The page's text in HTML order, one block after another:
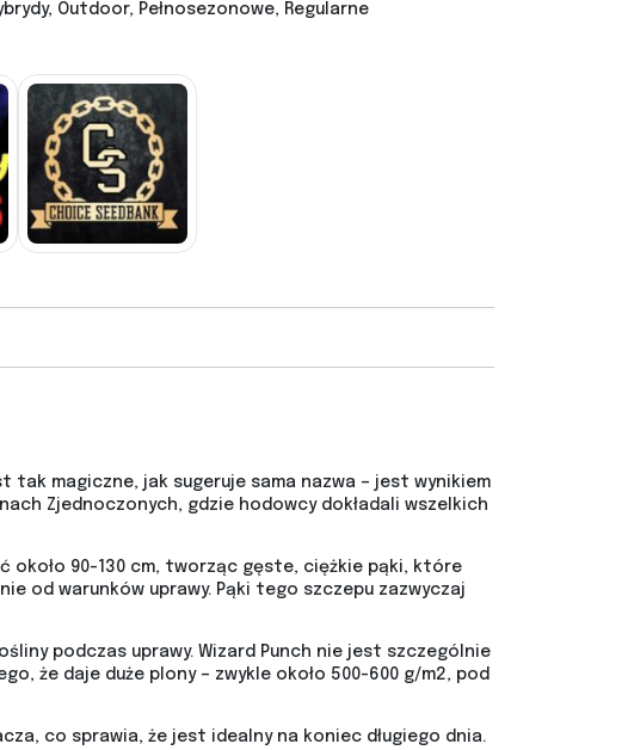
Outdoor, Pełnosezonowe, Regularne
magiczne, jak sugeruje sama nazwa – jest wynikiem
Zjednoczonych, gdzie hodowcy dokładali wszelkich
około 90-130 cm, tworząc gęste, ciężkie pąki, które
od warunków uprawy. Pąki tego szczepu zazwyczaj
podczas uprawy. Wizard Punch nie jest szczególnie
że daje duże plony – zwykle około 500-600 g/m2, pod
co sprawia, że jest idealny na koniec długiego dnia.